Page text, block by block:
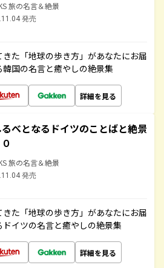
旅の名言＆絶景
発売
た「地球の歩き方」があなたにお届
国の名言と癒やしの絶景集
詳細を見る
べとなるドイツのことばと絶景
旅の名言＆絶景
発売
た「地球の歩き方」があなたにお届
イツの名言と癒やしの絶景集
詳細を見る